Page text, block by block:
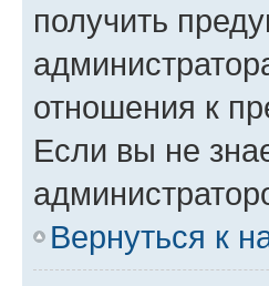
получить
отношения к
Если вы не
Вернуться к